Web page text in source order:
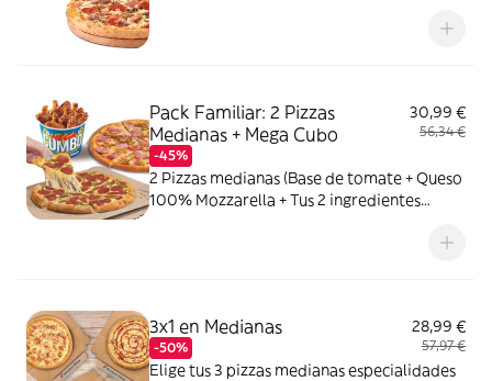
Pack Familiar: 2 Pizzas
Medianas + Mega Cubo
-45%
30,99 €
56,34 €
2 Pizzas medianas (Base de tomate + Queso
100% Mozzarella + Tus 2 ingredientes
unidades: 5 piezas de Strippers, 6 piezas de
3x1 en Medianas
-50%
28,99 €
57,97 €
Elige tus 3 pizzas medianas especialidades